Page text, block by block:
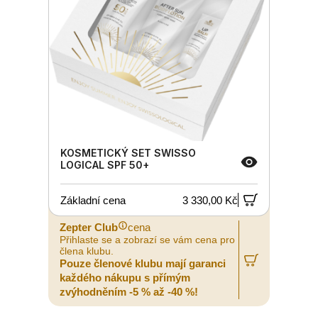
KOSMETICKÝ SET SWISSO
LOGICAL SPF 50+
Základní cena 3 330,00 Kč
Zepter Club cena
Přihlaste se a zobrazí se vám cena pro
člena klubu.
Pouze členové klubu mají garanci
každého nákupu s přímým
zvýhodněním -5 % až -40 %!